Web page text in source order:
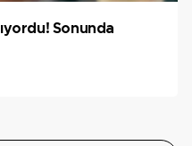
Sonunda